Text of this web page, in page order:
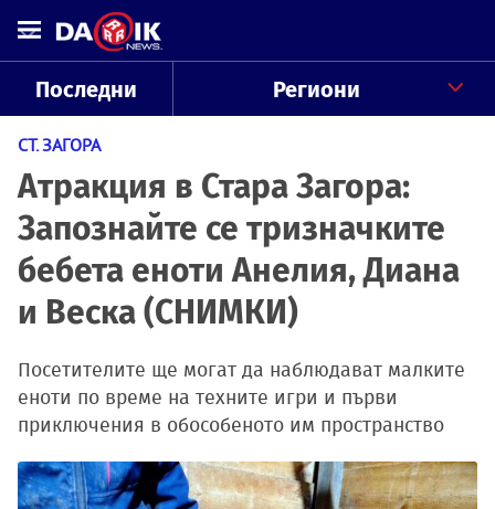
Последни Региони
СТ. ЗАГОРА
Атракция в Стара Загора:
Запознайте се тризначките
бебета еноти Анелия, Диана
и Веска (СНИМКИ)
Посетителите ще могат да наблюдават малките
еноти по време на техните игри и първи
приключения в обособеното им пространство